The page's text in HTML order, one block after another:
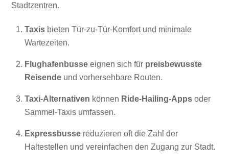
Stadtzentren.
Taxis bieten Tür-zu-Tür-Komfort und minimale
Wartezeiten.
Flughafenbusse eignen sich für preisbewusste
Reisende und vorhersehbare Routen.
Taxi-Alternativen können Ride-Hailing-Apps oder
Sammel-Taxis umfassen.
Expressbusse reduzieren oft die Zahl der
Haltestellen und vereinfachen den Zugang zur Stadt.